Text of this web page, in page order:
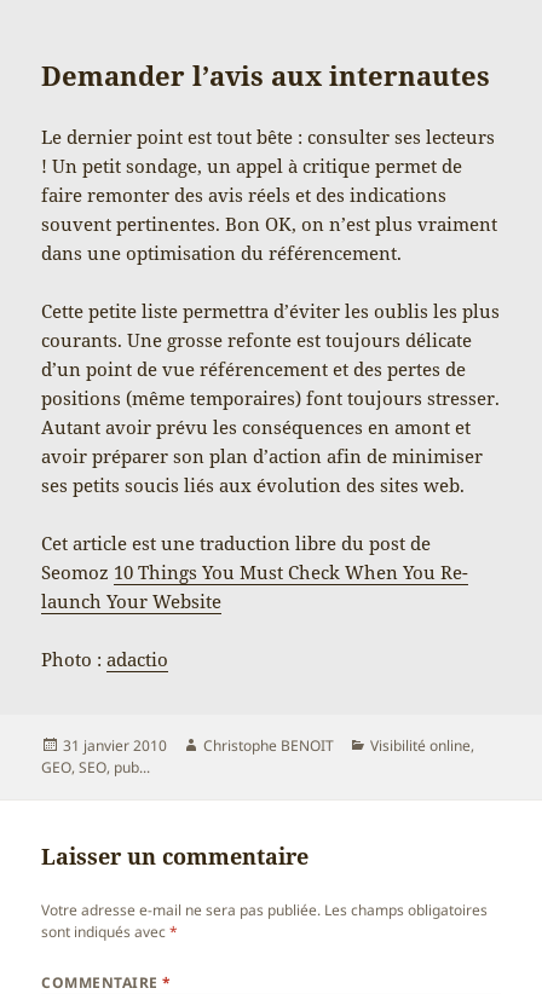
Demander l’avis aux internautes
Le dernier point est tout bête : consulter ses lecteurs
! Un petit sondage, un appel à critique permet de
faire remonter des avis réels et des indications
souvent pertinentes. Bon OK, on n’est plus vraiment
dans une optimisation du référencement.
Cette petite liste permettra d’éviter les oublis les plus
courants. Une grosse refonte est toujours délicate
d’un point de vue référencement et des pertes de
positions (même temporaires) font toujours stresser.
Autant avoir prévu les conséquences en amont et
avoir préparer son plan d’action afin de minimiser
ses petits soucis liés aux évolution des sites web.
Cet article est une traduction libre du post de
Seomoz 10 Things You Must Check When You Re-
launch Your Website
Photo :adactio
Publié
le
31 janvier 2010 Auteur
Christophe BENOIT Catégories
Visibilité online,
GEO, SEO, pub...
Laisser un commentaire
Votre adresse e-mail ne sera pas publiée. Les champs obligatoires
sont indiqués avec*
COMMENTAIRE*